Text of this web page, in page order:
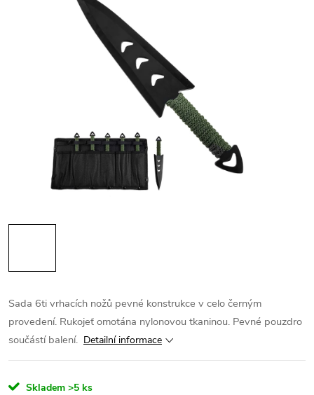
Sada 6ti vrhacích nožů pevné konstrukce v celo černým
provedení. Rukojeť omotána nylonovou tkaninou. Pevné pouzdro
součástí balení. Detailní informace
Skladem >5 ks